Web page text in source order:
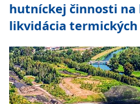
hutníckej činnosti na
likvidácia termických